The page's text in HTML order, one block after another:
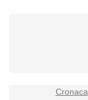
Cronaca